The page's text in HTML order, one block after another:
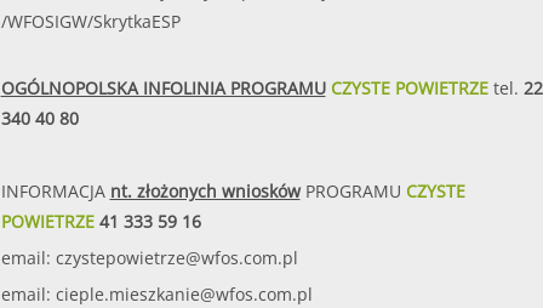
/WFOSIGW/SkrytkaESP
OGÓLNOPOLSKA INFOLINIA PROGRAMUCZYSTE POWIETRZEtel. 22
340 40 80
INFORMACJA nt. złożonych wnioskówPROGRAMU CZYSTE
POWIETRZE41 333 59 16
email: czystepowietrze@wfos.com.pl
email: cieple.mieszkanie@wfos.com.pl